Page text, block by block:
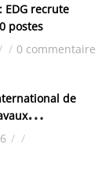
EDG recrute
postes
/ / 0 commentaire
de
la zone
(PAZIF)
/ /